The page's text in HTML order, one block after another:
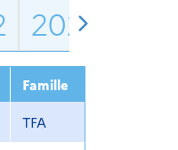
2023
Famille
TFA